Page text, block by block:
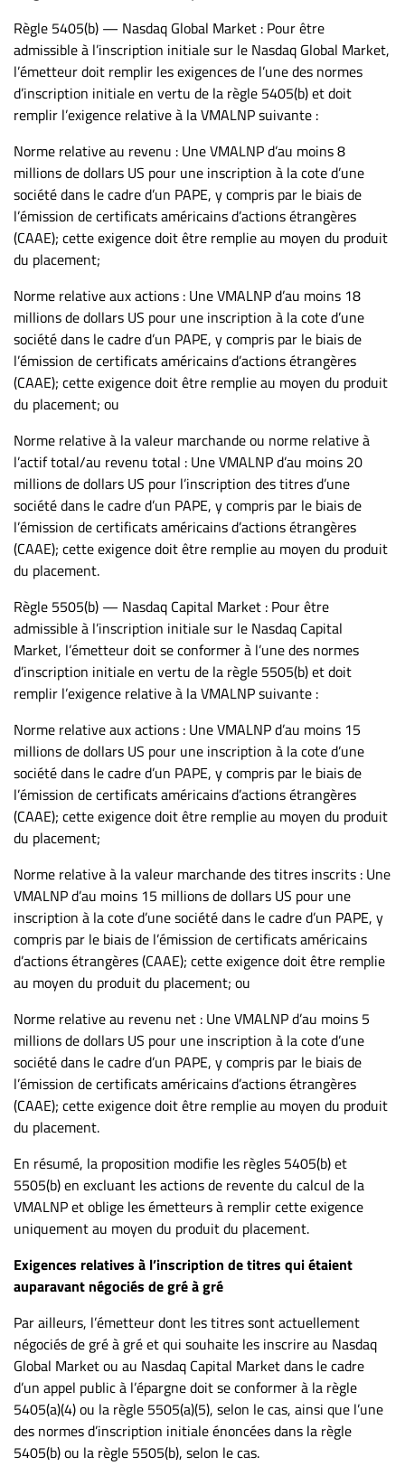
Règle 5405(b) — Nasdaq Global Market : Pour être
admissible à l’inscription initiale sur le Nasdaq Global Market,
l’émetteur doit remplir les exigences de l’une des normes
d’inscription initiale en vertu de la règle 5405(b) et doit
remplir l’exigence relative à la VMALNP suivante :
Norme relative au revenu : Une VMALNP d’au moins 8
millions de dollars US pour une inscription à la cote d’une
société dans le cadre d’un PAPE, y compris par le biais de
l’émission de certificats américains d’actions étrangères
(CAAE); cette exigence doit être remplie au moyen du produit
du placement;
Norme relative aux actions : Une VMALNP d’au moins 18
millions de dollars US pour une inscription à la cote d’une
société dans le cadre d’un PAPE, y compris par le biais de
l’émission de certificats américains d’actions étrangères
(CAAE); cette exigence doit être remplie au moyen du produit
du placement; ou
Norme relative à la valeur marchande ou norme relative à
l’actif total/au revenu total : Une VMALNP d’au moins 20
millions de dollars US pour l’inscription des titres d’une
société dans le cadre d’un PAPE, y compris par le biais de
l’émission de certificats américains d’actions étrangères
(CAAE); cette exigence doit être remplie au moyen du produit
du placement.
Règle 5505(b) — Nasdaq Capital Market : Pour être
admissible à l’inscription initiale sur le Nasdaq Capital
Market, l’émetteur doit se conformer à l’une des normes
d’inscription initiale en vertu de la règle 5505(b) et doit
remplir l’exigence relative à la VMALNP suivante :
Norme relative aux actions : Une VMALNP d’au moins 15
millions de dollars US pour une inscription à la cote d’une
société dans le cadre d’un PAPE, y compris par le biais de
l’émission de certificats américains d’actions étrangères
(CAAE); cette exigence doit être remplie au moyen du produit
du placement;
Norme relative à la valeur marchande des titres inscrits : Une
VMALNP d’au moins 15 millions de dollars US pour une
inscription à la cote d’une société dans le cadre d’un PAPE, y
compris par le biais de l’émission de certificats américains
d’actions étrangères (CAAE); cette exigence doit être remplie
au moyen du produit du placement; ou
Norme relative au revenu net : Une VMALNP d’au moins 5
millions de dollars US pour une inscription à la cote d’une
société dans le cadre d’un PAPE, y compris par le biais de
l’émission de certificats américains d’actions étrangères
(CAAE); cette exigence doit être remplie au moyen du produit
du placement.
En résumé, la proposition modifie les règles 5405(b) et
5505(b) en excluant les actions de revente du calcul de la
VMALNP et oblige les émetteurs à remplir cette exigence
uniquement au moyen du produit du placement.
Exigences relatives à l’inscription de titres qui étaient
auparavant négociés de gré à gré
Par ailleurs, l’émetteur dont les titres sont actuellement
négociés de gré à gré et qui souhaite les inscrire au Nasdaq
Global Market ou au Nasdaq Capital Market dans le cadre
d’un appel public à l’épargne doit se conformer à la règle
5405(a)(4) ou la règle 5505(a)(5), selon le cas, ainsi que l’une
des normes d’inscription initiale énoncées dans la règle
5405(b) ou la règle 5505(b), selon le cas.